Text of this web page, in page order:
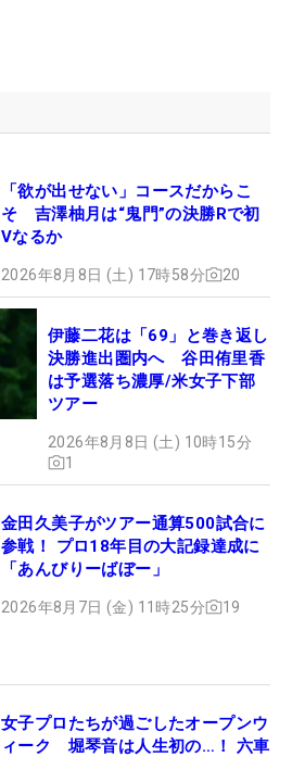
「欲が出せない」コースだからこ
そ 吉澤柚月は“鬼門”の決勝Rで初
Vなるか
2026年8月8日 (土) 17時58分 20
伊藤二花は「69」と巻き返し
決勝進出圏内へ 谷田侑里香
は予選落ち濃厚/米女子下部
ツアー
2026年8月8日 (土) 10時15分
1
金田久美子がツアー通算500試合に
参戦！ プロ18年目の大記録達成に
「あんびりーばぼー」
2026年8月7日 (金) 11時25分 19
女子プロたちが過ごしたオープンウ
ィーク 堀琴音は人生初の…！ 六車